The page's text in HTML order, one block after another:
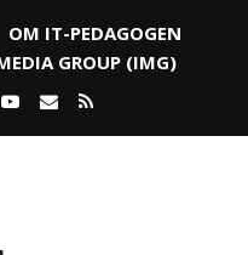
OM IT-PEDAGOGEN
GROUP (IMG)